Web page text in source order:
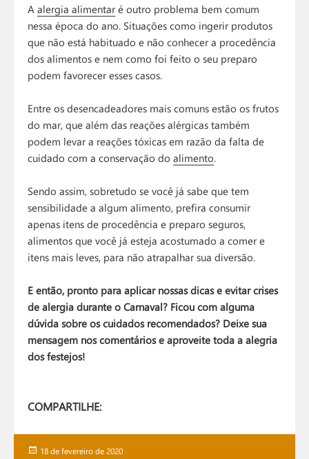
Aalergia alimentar é outro problema bem comum
nessa época do ano. Situações como ingerir produtos
que não está habituado e não conhecer a procedência
dos alimentos e nem como foi feito o seu preparo
podem favorecer esses casos.
Entre os desencadeadores mais comuns estão os frutos
do mar, que além das reações alérgicas também
podem levar a reações tóxicas em razão da falta de
cuidado com a conservação doalimento.
Sendo assim, sobretudo se você já sabe que tem
sensibilidade a algum alimento, prefira consumir
apenas itens de procedência e preparo seguros,
alimentos que você já esteja acostumado a comer e
itens mais leves, para não atrapalhar sua diversão.
E então, pronto para aplicar nossas dicas e evitar crises
de alergia durante o Carnaval? Ficou com alguma
dúvida sobre os cuidados recomendados? Deixe sua
mensagem nos comentários e aproveite toda a alegria
dos festejos!
COMPARTILHE:
Publicado
18 de fevereiro de 2020